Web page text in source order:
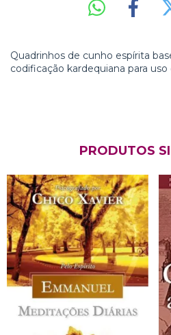
Quadrinhos de cunho espírita
codificação kardequiana para
PRODUTOS